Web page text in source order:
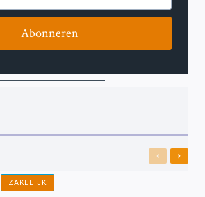
Abonneren
Previous
Next
ZAKELIJK